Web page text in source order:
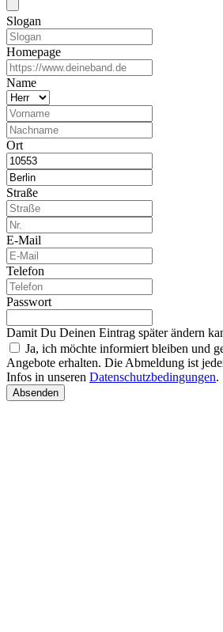
Slogan
Homepage
Name
Ort
Straße
E-Mail
Telefon
Passwort
Damit Du Deinen Eintrag später ändern
Ja, ich möchte informiert bleiben und
Angebote erhalten. Die Abmeldung ist
Infos in unseren Datenschutzbedingungen.
Absenden